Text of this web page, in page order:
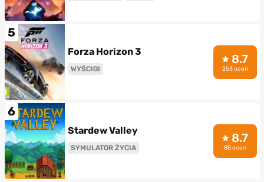
5
Forza Horizon 3
WYŚCIGI
8.7
253 ocen
6
Stardew Valley
SYMULATOR ŻYCIA
8.7
85 ocen